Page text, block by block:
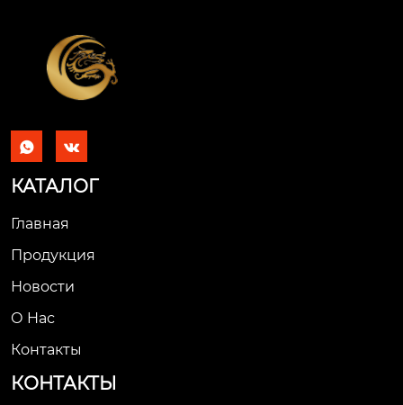
 
КАТАЛОГ
Главная
Продукция
Новости
О Hас
Контакты
КОНТАКТЫ